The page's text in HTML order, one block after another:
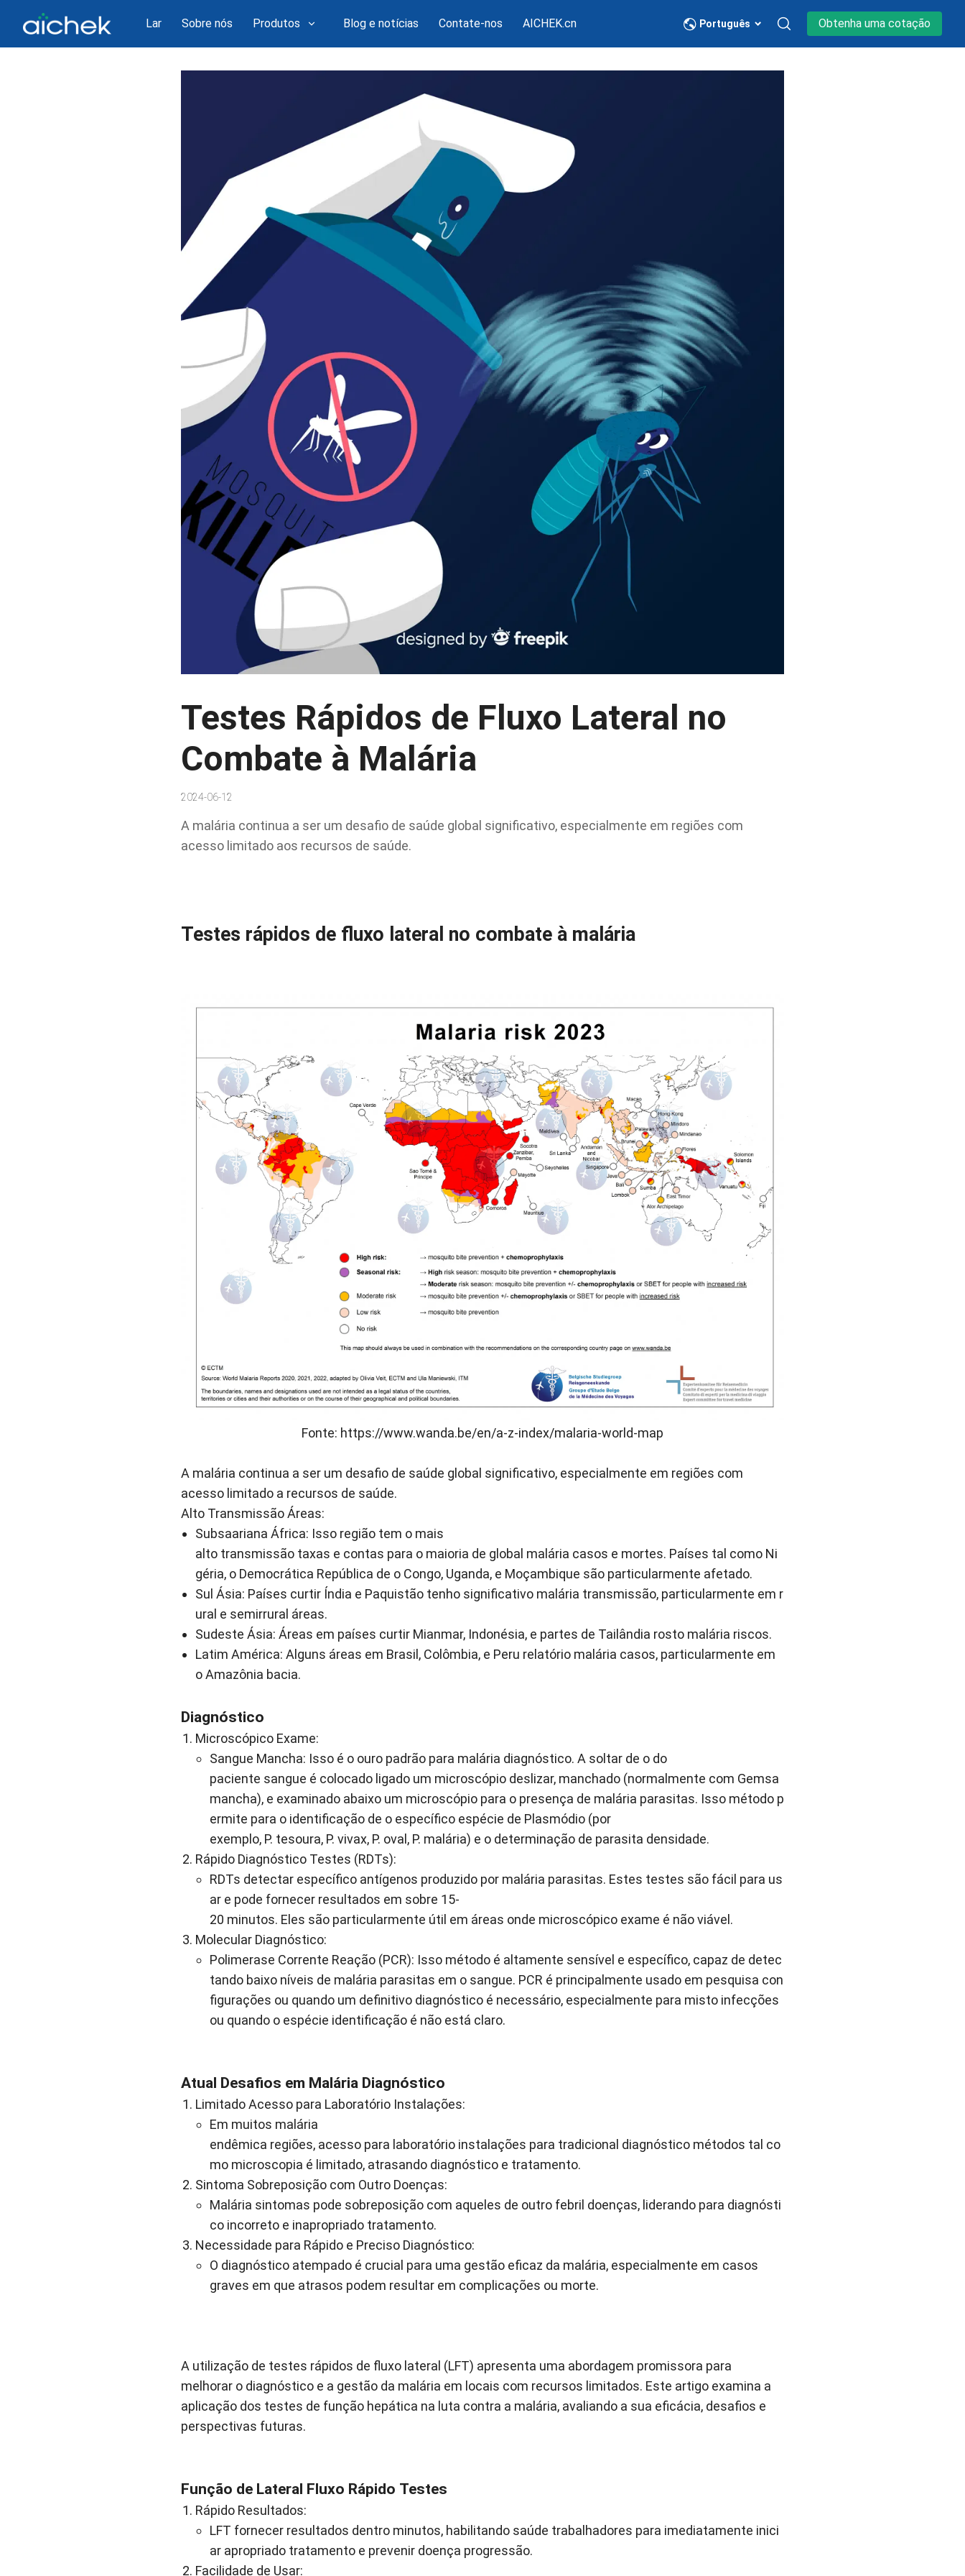
Lar Sobre nós Produtos Blog e notícias Contate-nos AICHEK.cn Português Obtenha uma cotação
Testes Rápidos de Fluxo Lateral no
Combate à Malária
2024-06-12
A malária continua a ser um desafio de saúde global significativo, especialmente em regiões com
acesso limitado aos recursos de saúde.
Testes rápidos de fluxo lateral no combate à malária
Fonte: https://www.wanda.be/en/a-z-index/malaria-world-map
A malária continua a ser um desafio de saúde global significativo, especialmente em regiões com
acesso limitado a recursos de saúde.
Alto Transmissão Áreas:
Subsaariana África: Isso região tem o mais
alto transmissão taxas e contas para o maioria de global malária casos e mortes. Países tal como Ni
géria, o Democrática República de o Congo, Uganda, e Moçambique são particularmente afetado.
Sul Ásia: Países curtir Índia e Paquistão tenho significativo malária transmissão, particularmente em r
ural e semirrural áreas.
Sudeste Ásia: Áreas em países curtir Mianmar, Indonésia, e partes de Tailândia rosto malária riscos.
Latim América: Alguns áreas em Brasil, Colômbia, e Peru relatório malária casos, particularmente em
o Amazônia bacia.
Diagnóstico
Microscópico Exame:
Sangue Mancha: Isso é o ouro padrão para malária diagnóstico. A soltar de o do
paciente sangue é colocado ligado um microscópio deslizar, manchado (normalmente com Gemsa
mancha), e examinado abaixo um microscópio para o presença de malária parasitas. Isso método p
ermite para o identificação de o específico espécie de Plasmódio (por
exemplo, P. tesoura, P. vivax, P. oval, P. malária) e o determinação de parasita densidade.
Rápido Diagnóstico Testes (RDTs):
RDTs detectar específico antígenos produzido por malária parasitas. Estes testes são fácil para us
ar e pode fornecer resultados em sobre 15-
20 minutos. Eles são particularmente útil em áreas onde microscópico exame é não viável.
Molecular Diagnóstico:
Polimerase Corrente Reação (PCR): Isso método é altamente sensível e específico, capaz de detec
tando baixo níveis de malária parasitas em o sangue. PCR é principalmente usado em pesquisa con
figurações ou quando um definitivo diagnóstico é necessário, especialmente para misto infecções
ou quando o espécie identificação é não está claro.
Atual Desafios em Malária Diagnóstico
Limitado Acesso para Laboratório Instalações:
Em muitos malária
endêmica regiões, acesso para laboratório instalações para tradicional diagnóstico métodos tal co
mo microscopia é limitado, atrasando diagnóstico e tratamento.
Sintoma Sobreposição com Outro Doenças:
Malária sintomas pode sobreposição com aqueles de outro febril doenças, liderando para diagnósti
co incorreto e inapropriado tratamento.
Necessidade para Rápido e Preciso Diagnóstico:
O diagnóstico atempado é crucial para uma gestão eficaz da malária, especialmente em casos
graves em que atrasos podem resultar em complicações ou morte.
A utilização de testes rápidos de fluxo lateral (LFT) apresenta uma abordagem promissora para
melhorar o diagnóstico e a gestão da malária em locais com recursos limitados. Este artigo examina a
aplicação dos testes de função hepática na luta contra a malária, avaliando a sua eficácia, desafios e
perspectivas futuras.
Função de Lateral Fluxo Rápido Testes
Rápido Resultados:
LFT fornecer resultados dentro minutos, habilitando saúde trabalhadores para imediatamente inici
ar apropriado tratamento e prevenir doença progressão.
Facilidade de Usar: